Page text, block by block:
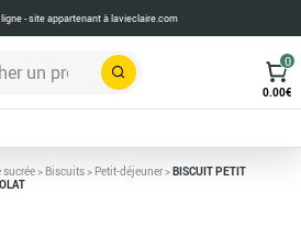
- site appartenant àlavieclaire.com
Rechercher
0
0.00€
sucrée> Biscuits> Petit-déjeuner>BISCUIT PETIT